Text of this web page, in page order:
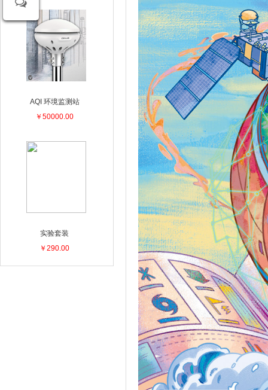
AQI 环境监测站
￥50000.00
实验套装
￥290.00